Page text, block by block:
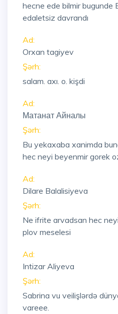
hecne ede bilmir bugunde
edaletsiz davrandı
Ad:
Orxan tagiyev
Şərh:
salam. axı. o. kişdi
Ad:
Матанат Айналы
Şərh:
Bu yekaxaba xanimda
hec neyi beyenmir gorek
Ad:
Dilare Balalisiyeva
Şərh:
Ne ifrite arvadsan hec
plov meselesi
Ad:
Intizar Aliyeva
Şərh:
Sabrina vu veilişlərdə
vareee.